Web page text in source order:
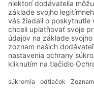
Systémové